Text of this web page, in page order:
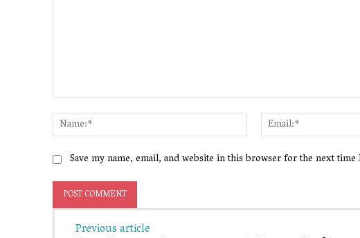
Name:*
Save my name, email, and website in this browser for the next
Previous article